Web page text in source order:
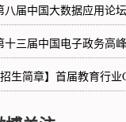
八届中国大数据应用论
十三届中国电子政务高
生简章】首届教育行业